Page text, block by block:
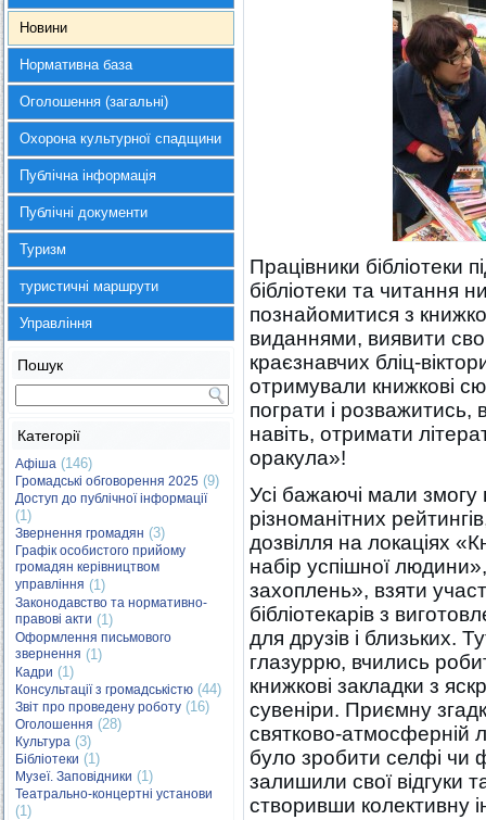
Новини
Нормативна база
Оголошення (загальні)
Охорона культурної спадщини
Публічна інформація
Публічні документи
Туризм
туристичні маршрути
Управління
Пошук
Категорії
Афіша (146)
Громадські обговорення 2025 (9)
Доступ до публічної інформації
(1)
Звернення громадян (3)
Графік особистого прийому
громадян керівництвом
управління (1)
Законодавство та нормативно-
правові акти (1)
Оформлення письмового
звернення (1)
Кадри (1)
Консультації з громадськістю (44)
Звіт про проведену роботу (16)
Оголошення (28)
Культура (3)
Бібліотеки (1)
Музеї. Заповідники (1)
Театрально-концертні установи
(1)
Працівники бібліотеки
бібліотеки та читання
познайомитися з
виданнями, виявити
краєзнавчих бліц-
отримували книжкові
пограти і розважитись,
навіть, отримати
оракула»!
Усі бажаючі мали
різноманітних
дозвілля на локаціях
набір успішної
захоплень», взяти
бібліотекарів з
для друзів і близьких.
глазуррю, вчились
книжкові закладки з
сувеніри. Приємну
святково-атмосферній
було зробити селфі чи
залишили свої відгуки
створивши колективну